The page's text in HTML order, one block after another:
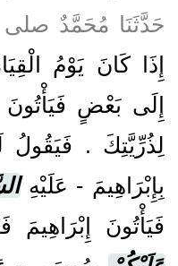
حَدَّثَنَا مُحَمَّدٌ
إِذَا كَانَ يَوْمُ
إِلَى بَعْضٍ
لِذُرِّيَّتِكَ ‏.‏
بِإِبْرَاهِيمَ - عَلَيْهِ
فَيَأْتُونَ